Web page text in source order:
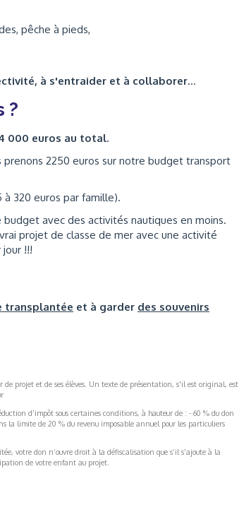
pêche à pieds,
à s'entraider et à collaborer...
?
000 euros au total.
prenons 2250 euros sur notre budget transport
320 euros par famille).
avec des activités nautiques en moins.
projet de classe de mer avec une activité
!!!
transplantée et à garder des souvenirs
projet et de ses élèves. Un texte de présentation, s'il est original, est
d’impôt sous certaines conditions, à hauteur de : - 60 % du don
la limite de 20 % du revenu imposable annuel pour les particuliers
votre don n’ouvre droit à la défiscalisation que s’il s’ajoute à la
de votre enfant au projet.